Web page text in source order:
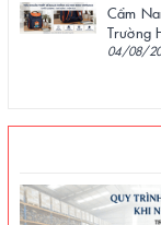
Cẩm
Trường
04/08/